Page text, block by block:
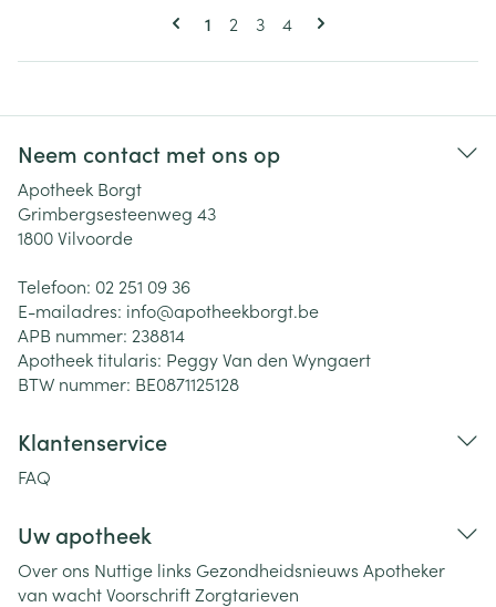
Pagina's
U lees momenteel pagina
1 Pagina
2 Pagina
3 Pagina
4
Neem contact met ons op
Apotheek Borgt
Grimbergsesteenweg 43
1800Vilvoorde
Telefoon: 02 251 09 36
E-mailadres: info@apotheekborgt.be
APB nummer: 238814
Apotheek titularis: Peggy Van den Wyngaert
BTW nummer: BE0871125128
Klantenservice
FAQ
Uw apotheek
Over ons Nuttige links Gezondheidsnieuws Apotheker
van wachtVoorschriftZorgtarieven